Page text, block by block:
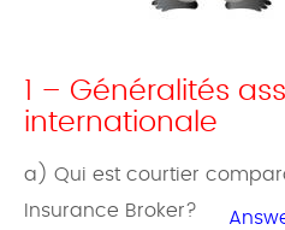
1 – Généralités
internationale
a) Qui est courtier
Insurance Broker?